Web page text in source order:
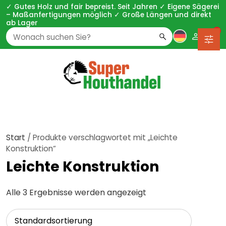
✓ Gutes Holz und fair bepreist. Seit Jahren ✓ Eigene Sägerei
– Maßanfertigungen möglich ✓ Große Längen und direkt
ab Lager
Zoeken
naar:
0
Start / Produkte verschlagwortet mit „Leichte
Konstruktion“
Leichte Konstruktion
Alle 3 Ergebnisse werden angezeigt